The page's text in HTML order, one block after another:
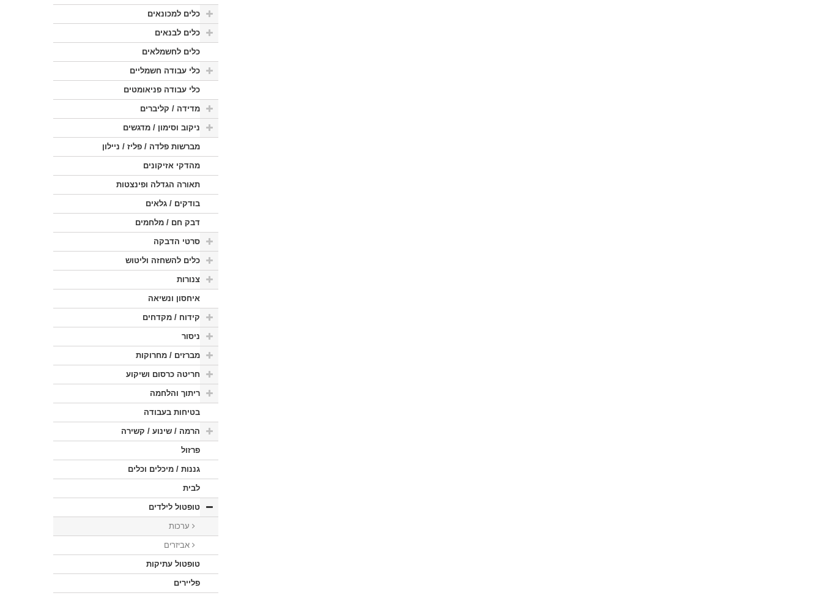
כלים למכונאים
כלים לבנאים
כלים לחשמלאים
כלי עבודה חשמליים
כלי עבודה פניאומטים
מדידה / קליברים
ניקוב וסימון / מדגשים
מברשות פלדה / פליז / ניילון
מהדקי אזיקונים
תאורה הגדלה ופינצטות
בודקים / גלאים
דבק חם / מלחמים
סרטי הדבקה
כלים להשחזה וליטוש
צנורות
איחסון ונשיאה
קידוח / מקדחים
ניסור
מברזים / מחרוקות
חריטה כרסום ושיקוע
ריתוך והלחמה
בטיחות בעבודה
הרמה / שינוע / קשירה
פרזול
גננות / מיכלים וכלים
לבית
טופטול לילדים
ערכות
אביזרים
טופטול עתיקות
פליירים